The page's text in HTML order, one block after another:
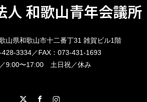
人 和歌山青年会議所
山県和歌山市十二番丁31 雑賀ビル1階
428-3334／FAX：073-431-1693
9:00〜17:00 土日祝／休み